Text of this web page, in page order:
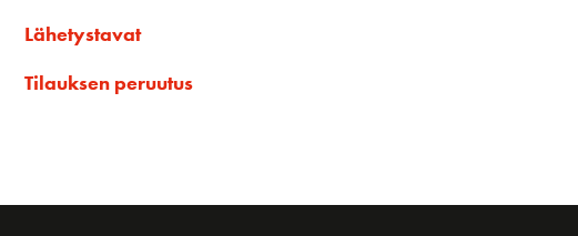
Lähetystavat
Tilauksen peruutus